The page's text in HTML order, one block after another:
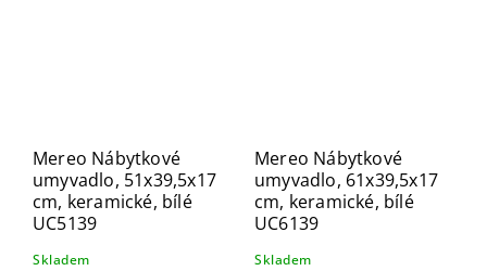
Mereo Nábytkové
umyvadlo, 51x39,5x17
cm, keramické, bílé
UC5139
Skladem
Mereo Nábytkové
umyvadlo, 61x39,5x17
cm, keramické, bílé
UC6139
Skladem